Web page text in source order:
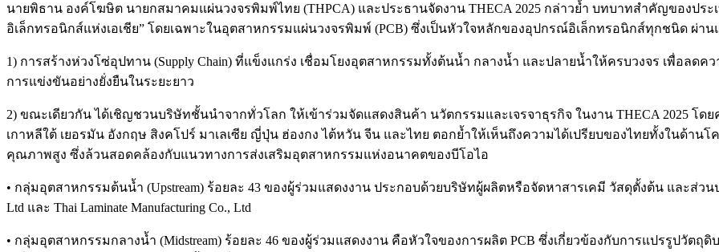
นายพิธาน องค์โฆษิต นายกสมาคมแผ่นวงจรพิมพ์ไทย (THPCA) และประธานจัดงาน THECA 2025 กล่าวย้ำ บทบาทสำคัญของประ
อิเล็กทรอนิกส์แห่งเอเชีย” โดยเฉพาะในอุตสาหกรรมแผ่นวงจรพิมพ์ (PCB) ซึ่งเป็นหัวใจหลักของอุปกรณ์อิเล็กทรอนิกส์ทุกชนิด ผ่าน
1) การสร้างห่วงโซ่อุปทาน (Supply Chain) ที่แข็งแกร่ง เชื่อมโยงอุตสาหกรรมทั้งต้นน้ำ กลางน้ำ และปลายน้ำให้ครบวงจร เพื่อล
การแข่งขันอย่างยั่งยืนในระยะยาว
2) ขณะเดียวกัน ได้เชิญชวนบริษัทชั้นนำจากทั่วโลก ให้เข้าร่วมจัดแสดงสินค้า นวัตกรรมและเจรจาธุรกิจ ในงาน THECA 2025 โด
เกาหลีใต้ เยอรมัน อังกฤษ สิงคโปร์ มาเลเซีย ญี่ปุ่น ฮ่องกง ไต้หวัน จีน และไทย ตอกย้ำให้เห็นถึงความได้เปรียบของไทยทั้งในด้า
คุณภาพสูง ซึ่งล้วนสอดคล้องกับแนวทางการส่งเสริมอุตสาหกรรมแห่งอนาคตของบีโอไอ
• กลุ่มอุตสาหกรรมต้นน้ำ (Upstream) ร้อยละ 43 ของผู้ร่วมแสดงงาน ประกอบด้วยบริษัทผู้ผลิตหรือจัดหาสารเคมี วัสดุตั้งต้น และส่ว
Ltd และ Thai Laminate Manufacturing Co., Ltd
• กลุ่มอุตสาหกรรมกลางน้ำ (Midstream) ร้อยละ 46 ของผู้ร่วมแสดงงาน คือหัวใจของการผลิต PCB ซึ่งเกี่ยวข้องกับการแปรรูปวัตถุ